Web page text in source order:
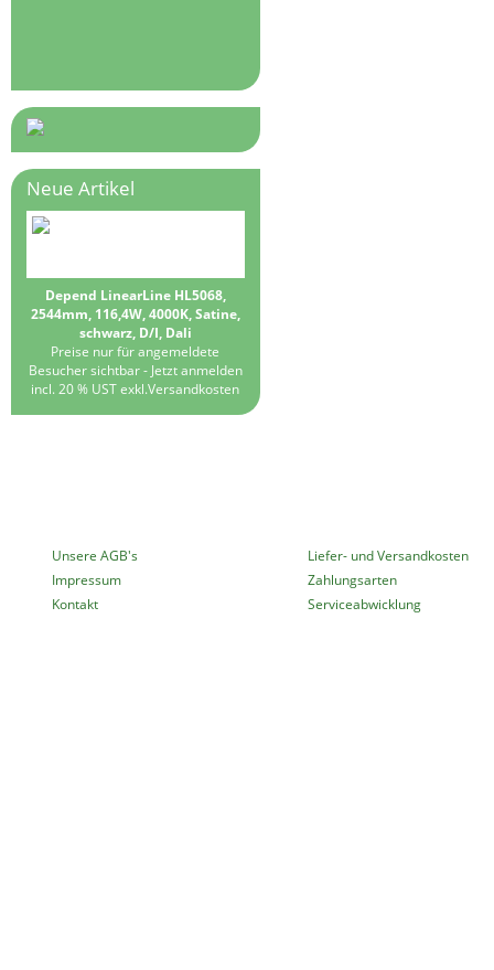
Neue Artikel
Depend LinearLine HL5068,
2544mm, 116,4W, 4000K, Satine,
schwarz, D/I, Dali
Preise nur für angemeldete
Besucher sichtbar - Jetzt anmelden
incl. 20 % UST exkl.Versandkosten
Unsere AGB's
Impressum
Kontakt
Liefer- und Versandkosten
Zahlungsarten
Serviceabwicklung